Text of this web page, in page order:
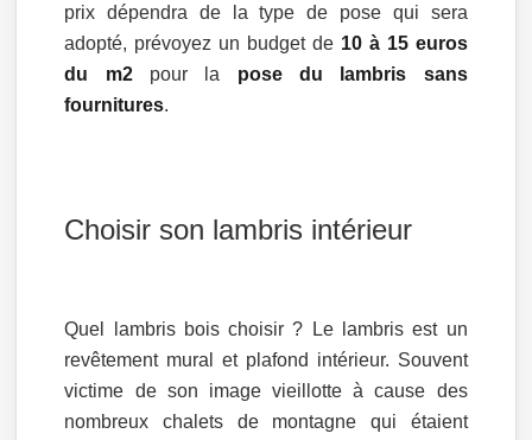
prix dépendra de la type de pose qui sera
adopté, prévoyez un budget de 10 à 15 euros
du m2pour la pose du lambris sans
fournitures.
Choisir son lambris intérieur
Quel lambris bois choisir ? Le lambris est un
revêtement mural et plafond intérieur. Souvent
victime de son image vieillotte à cause des
nombreux chalets de montagne qui étaient